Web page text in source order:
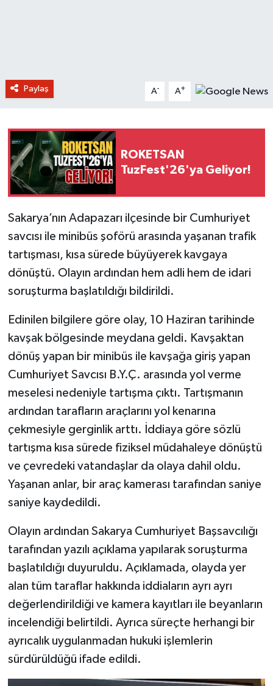
Paylaş A- A+
ROKETSAN
TuzFest'26'ya Geliyor!
Sakarya’nın Adapazarı ilçesinde bir Cumhuriyet
savcısı ile minibüs şoförü arasında yaşanan trafik
tartışması, kısa sürede büyüyerek kavgaya
dönüştü. Olayın ardından hem adli hem de idari
soruşturma başlatıldığı bildirildi.
Edinilen bilgilere göre olay, 10 Haziran tarihinde
kavşak bölgesinde meydana geldi. Kavşaktan
dönüş yapan bir minibüs ile kavşağa giriş yapan
Cumhuriyet Savcısı B.Y.Ç. arasında yol verme
meselesi nedeniyle tartışma çıktı. Tartışmanın
ardından tarafların araçlarını yol kenarına
çekmesiyle gerginlik arttı. İddiaya göre sözlü
tartışma kısa sürede fiziksel müdahaleye dönüştü
ve çevredeki vatandaşlar da olaya dahil oldu.
Yaşanan anlar, bir araç kamerası tarafından saniye
saniye kaydedildi.
Olayın ardından Sakarya Cumhuriyet Başsavcılığı
tarafından yazılı açıklama yapılarak soruşturma
başlatıldığı duyuruldu. Açıklamada, olayda yer
alan tüm taraflar hakkında iddiaların ayrı ayrı
değerlendirildiği ve kamera kayıtları ile beyanların
incelendiği belirtildi. Ayrıca süreçte herhangi bir
ayrıcalık uygulanmadan hukuki işlemlerin
sürdürüldüğü ifade edildi.